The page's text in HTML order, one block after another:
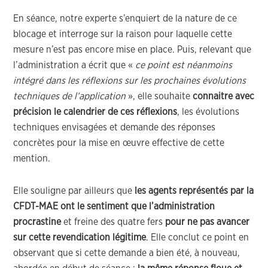
En séance, notre experte s’enquiert de la nature de ce
blocage et interroge sur la raison pour laquelle cette
mesure n’est pas encore mise en place. Puis, relevant que
l’administration a écrit que « ce point est néanmoins
intégré dans les réflexions sur les prochaines évolutions
techniques de l’application », elle souhaiteconnaitre avec
précision le calendrier de ces réflexions, les évolutions
techniques envisagées et demande des réponses
concrètes pour la mise en œuvre effective de cette
mention.
Elle souligne par ailleurs que les agents représentés par la
CFDT-MAE ont le sentiment que l’administration
procrastineet freine des quatre fers pour ne pas avancer
sur cette revendication légitime. Elle conclut ce point en
observant que si cette demande a bien été, à nouveau,